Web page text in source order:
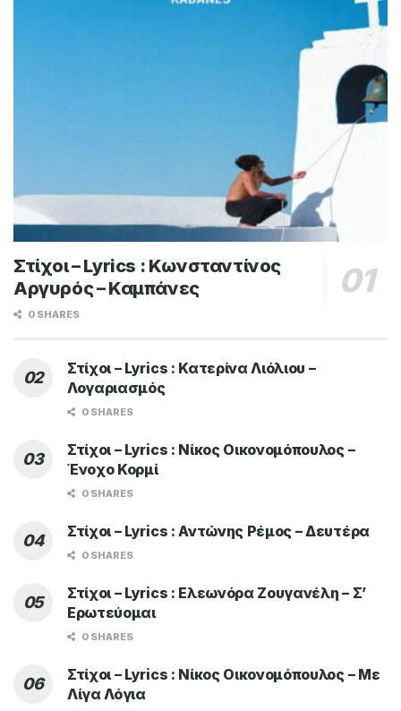
Στίχοι – Lyrics : Κωνσταντίνος
Αργυρός – Καμπάνες
0 SHARES
Στίχοι – Lyrics : Κατερίνα Λιόλιου –
Λογαριασμός
0 SHARES
Στίχοι – Lyrics : Νίκος Οικονομόπουλος –
Ένοχο Κορμί
0 SHARES
Στίχοι – Lyrics : Αντώνης Ρέμος – Δευτέρα
0 SHARES
Στίχοι – Lyrics : Ελεωνόρα Ζουγανέλη – Σ’
Ερωτεύομαι
0 SHARES
Στίχοι – Lyrics : Νίκος Οικονομόπουλος – Με
Λίγα Λόγια